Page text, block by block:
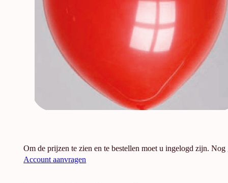
Om de prijzen te zien en te bestellen moet u ingelogd zijn. Nog
Account aanvragen